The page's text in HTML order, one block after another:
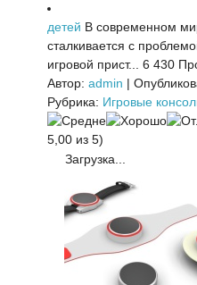
детей В современном
сталкивается с
игровой прист...
6 430
Автор: admin |
Рубрика: Игровые
5,00 из 5)
Загрузка...